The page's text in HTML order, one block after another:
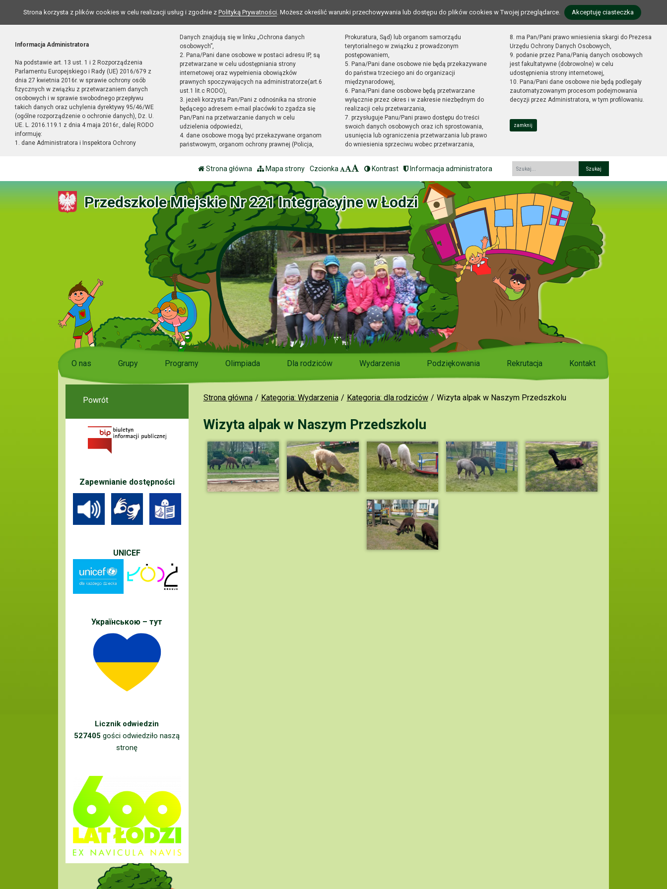
Strona korzysta z plików cookies w celu realizacji usług i zgodnie z Polityką Prywatności. Możesz określić warunki przechowywania lub dostępu do plików cookies w Twojej przeglądarce. Akceptuję ciasteczka
Informacja Administratora
Na podstawie art. 13 ust. 1 i 2 Rozporządzenia
Parlamentu Europejskiego i Rady (UE) 2016/679 z
dnia 27 kwietnia 2016r. w sprawie ochrony osób
fizycznych w związku z przetwarzaniem danych
osobowych i w sprawie swobodnego przepływu
takich danych oraz uchylenia dyrektywy 95/46/WE
(ogólne rozporządzenie o ochronie danych), Dz. U.
UE. L. 2016.119.1 z dnia 4 maja 2016r., dalej RODO
informuję:
1. dane Administratora i Inspektora Ochrony
Danych znajdują się w linku „Ochrona danych
osobowych”,
2. Pana/Pani dane osobowe w postaci adresu IP, są
przetwarzane w celu udostępniania strony
internetowej oraz wypełnienia obowiązków
prawnych spoczywających na administratorze(art.6
ust.1 lit.c RODO),
3. jeżeli korzysta Pan/Pani z odnośnika na stronie
będącego adresem e-mail placówki to zgadza się
Pan/Pani na przetwarzanie danych w celu
udzielenia odpowiedzi,
4. dane osobowe mogą być przekazywane organom
państwowym, organom ochrony prawnej (Policja,
Prokuratura, Sąd) lub organom samorządu
terytorialnego w związku z prowadzonym
postępowaniem,
5. Pana/Pani dane osobowe nie będą przekazywane
do państwa trzeciego ani do organizacji
międzynarodowej,
6. Pana/Pani dane osobowe będą przetwarzane
wyłącznie przez okres i w zakresie niezbędnym do
realizacji celu przetwarzania,
7. przysługuje Panu/Pani prawo dostępu do treści
swoich danych osobowych oraz ich sprostowania,
usunięcia lub ograniczenia przetwarzania lub prawo
do wniesienia sprzeciwu wobec przetwarzania,
8. ma Pan/Pani prawo wniesienia skargi do Prezesa
Urzędu Ochrony Danych Osobowych,
9. podanie przez Pana/Panią danych osobowych
jest fakultatywne (dobrowolne) w celu
udostępnienia strony internetowej,
10. Pana/Pani dane osobowe nie będą podlegały
zautomatyzowanym procesom podejmowania
decyzji przez Administratora, w tym profilowaniu.
zamknij
Strona główna Mapa strony Czcionka Kontrast Informacja administratora
Fraza
Przedszkole Miejskie Nr 221 Integracyjne w Łodzi
O nas Grupy Programy Olimpiada Dla rodziców Wydarzenia Podziękowania Rekrutacja Kontakt
Strona główna Kategoria: Wydarzenia Kategoria: dla rodziców Wizyta alpak w Naszym Przedszkolu
Wizyta alpak w Naszym Przedszkolu
Powrót
Zapewnianie dostępności
UNICEF
Українською – тут
Licznik odwiedzin
527405 gości odwiedziło naszą
stronę